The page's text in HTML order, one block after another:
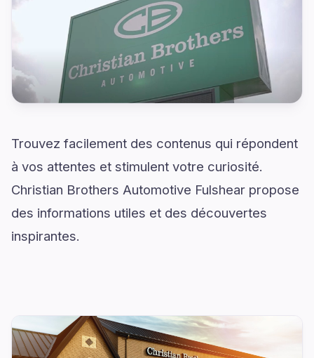
Trouvez facilement des contenus qui répondent
à vos attentes et stimulent votre curiosité.
Christian Brothers Automotive Fulshear propose
des informations utiles et des découvertes
inspirantes.